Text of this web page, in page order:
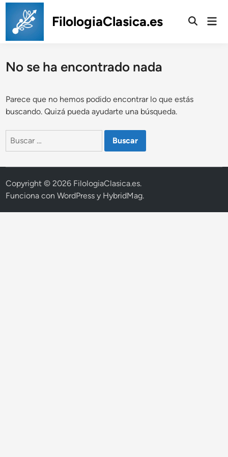
Saltar
contenido
FilologiaClasica.es
No se ha encontrado nada
Parece que no hemos podido encontrar lo que estás
buscando. Quizá pueda ayudarte una búsqueda.
Buscar:
Copyright © 2026 FilologiaClasica.es.
Funciona conWordPress y HybridMag.